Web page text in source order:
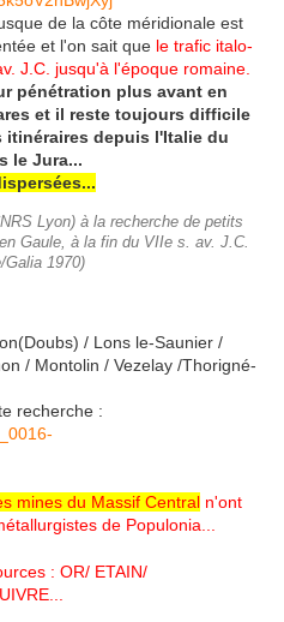
de la côte méridionale est
et l'on sait que le trafic italo-
J.C. jusqu'à l'époque romaine.
pénétration plus avant en
et il reste toujours difficile
itinéraires depuis l'Italie du
le Jura...
Lyon) à la recherche de petits
Gaule, à la fin du VIIe s. av. J.C.
Galia 1970)
/ Lons le-Saunier /
/ Montolin / Vezelay /Thorigné-
recherche :
mines du Massif Central n'ont
de Populonia...
: OR/ ETAIN/